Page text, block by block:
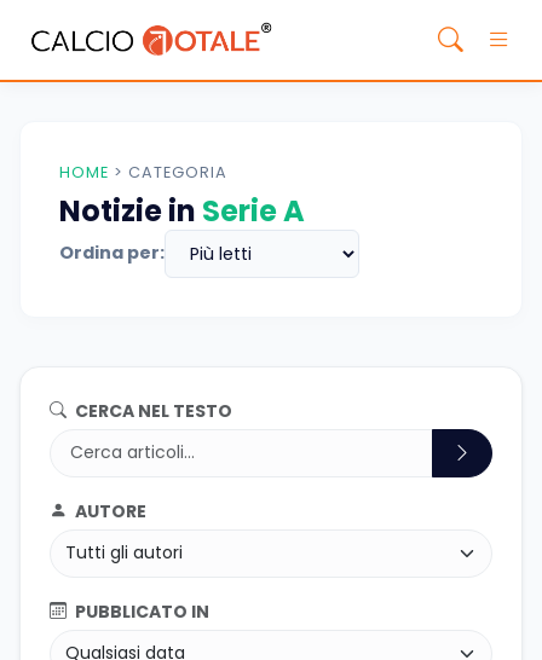
HOME > CATEGORIA
Notizie in Serie A
Ordina per:
CERCA NEL TESTO
AUTORE
PUBBLICATO IN